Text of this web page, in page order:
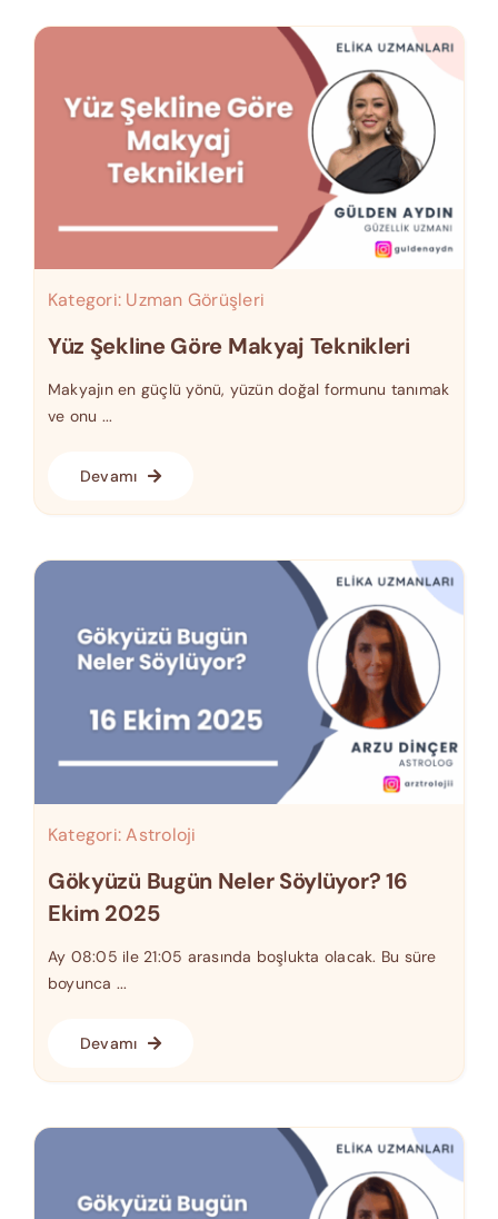
Kategori: Uzman Görüşleri
Yüz Şekline Göre Makyaj Teknikleri
Makyajın en güçlü yönü, yüzün doğal formunu tanımak
ve onu ...
Devamı
Kategori:Astroloji
Gökyüzü Bugün Neler Söylüyor? 16
Ekim 2025
Ay 08:05 ile 21:05 arasında boşlukta olacak. Bu süre
boyunca ...
Devamı